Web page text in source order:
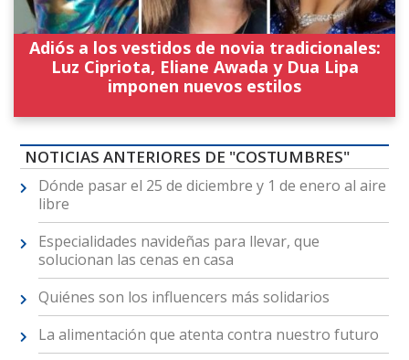
Adiós a los vestidos de novia tradicionales:
Luz Cipriota, Eliane Awada y Dua Lipa
imponen nuevos estilos
NOTICIAS ANTERIORES DE "COSTUMBRES"
Dónde pasar el 25 de diciembre y 1 de enero al aire
libre
Especialidades navideñas para llevar, que
solucionan las cenas en casa
Quiénes son los influencers más solidarios
La alimentación que atenta contra nuestro futuro